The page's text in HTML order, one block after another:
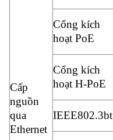
Cấp
nguồn
qua
Ethernet
Cổng kích
hoạt PoE
Cổng kích
hoạt H-PoE
IEEE802.3bt